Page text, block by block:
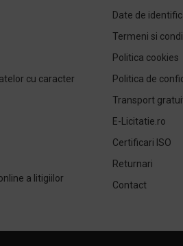
cu caracter
a litigiilor
Date de
Termeni si
Politica cookies
Politica de
Transport
E-Licitatie.ro
Certificari ISO
Returnari
Contact